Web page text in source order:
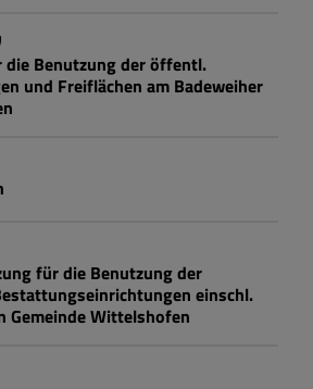
die Benutzung der öffentl.
und Freiflächen am Badeweiher
für die Benutzung der
einschl.
Gemeinde Wittelshofen